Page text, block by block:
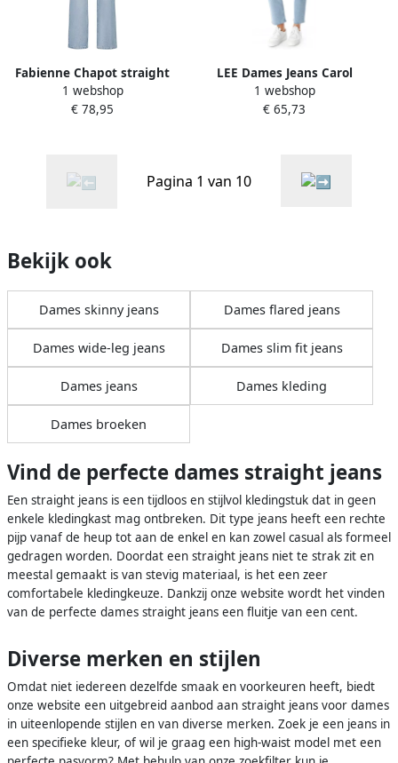
Fabienne Chapot straight
jeans Lola light blue denim
1 webshop
€ 78,95
LEE Dames Jeans Carol
L30umwju Blauw
1 webshop
€ 65,73
Pagina 1 van 10
Bekijk ook
Dames skinny jeans Dames flared jeans
Dames wide-leg jeans Dames slim fit jeans
Dames jeans Dames kleding
Dames broeken
Vind de perfecte dames straight jeans
Een straight jeans is een tijdloos en stijlvol kledingstuk dat in geen
enkele kledingkast mag ontbreken. Dit type jeans heeft een rechte
pijp vanaf de heup tot aan de enkel en kan zowel casual als formeel
gedragen worden. Doordat een straight jeans niet te strak zit en
meestal gemaakt is van stevig materiaal, is het een zeer
comfortabele kledingkeuze. Dankzij onze website wordt het vinden
van de perfecte dames straight jeans een fluitje van een cent.
Diverse merken en stijlen
Omdat niet iedereen dezelfde smaak en voorkeuren heeft, biedt
onze website een uitgebreid aanbod aan straight jeans voor dames
in uiteenlopende stijlen en van diverse merken. Zoek je een jeans in
een specifieke kleur, of wil je graag een high-waist model met een